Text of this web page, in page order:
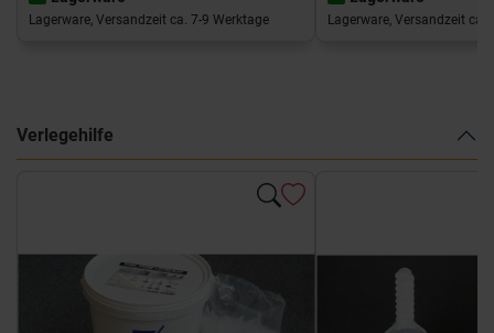
Lagerware, Versandzeit ca. 7-9 Werktage Lagerware, Versandzeit ca.
Verlegehilfe